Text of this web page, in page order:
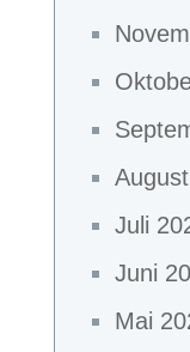
Juli
Juni
Mai